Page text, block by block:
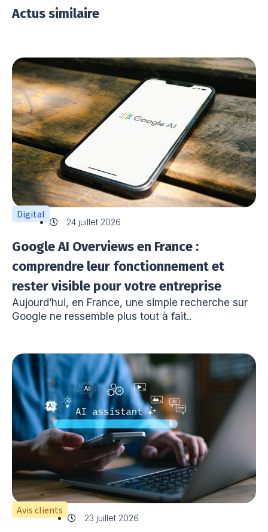
Actus similaire
Digital
24 juillet 2026
Google AI Overviews en France :
comprendre leur fonctionnement et
rester visible pour votre entreprise
Aujourd’hui, en France, une simple recherche sur
Google ne ressemble plus tout à fait..
Avis clients
23 juillet 2026